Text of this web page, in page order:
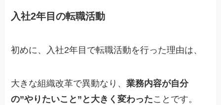
入社2年目の転職活動
初めに、入社2年目で転職活動を行った理由は、
大きな組織改革で異動なり、業務内容が自分
の”やりたいこと”と大きく変わったことです。